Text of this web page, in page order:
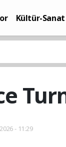
Kültür-Sanat
- 11:29